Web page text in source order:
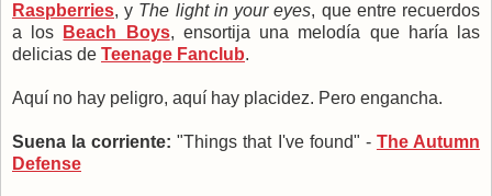
Raspberries, y The light in your eyes, que entre recuerdos
a los
Beach Boys, ensortija una melodía que haría las
delicias de Teenage Fanclub.
Aquí no hay peligro, aquí hay placidez. Pero engancha.
Suena la corriente:"Things that I've found" - The Autumn
Defense